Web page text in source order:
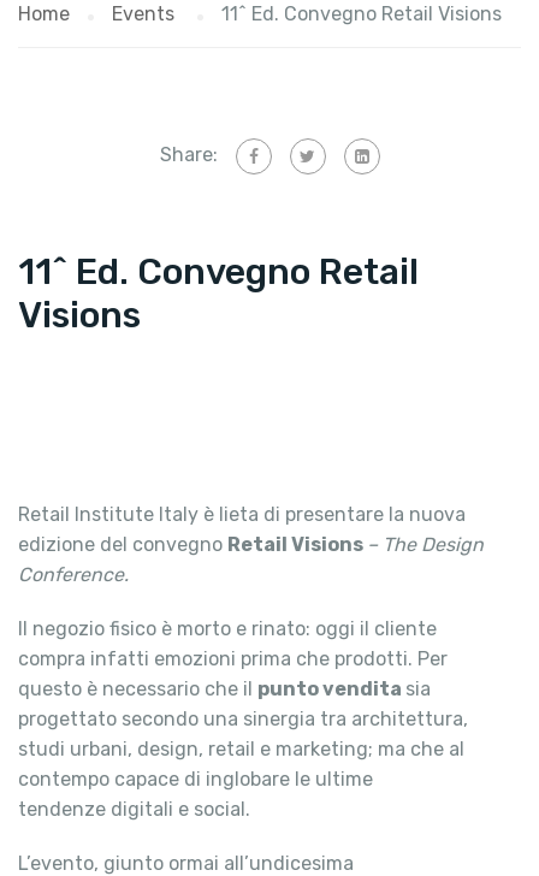
Home Events 11^ Ed. Convegno Retail Visions
Share:
11^ Ed. Convegno Retail
Visions
Retail Institute Italy è lieta di presentare la nuova
edizione del convegno Retail Visions – The Design
Conference.
Il negozio fisico è morto e rinato: oggi il cliente
compra infatti emozioni prima che prodotti. Per
questo è necessario che il punto vendita sia
progettato secondo una sinergia tra architettura,
studi urbani, design, retail e marketing; ma che al
contempo capace di inglobare le ultime
tendenze digitali e social.
L’evento, giunto ormai all’undicesima